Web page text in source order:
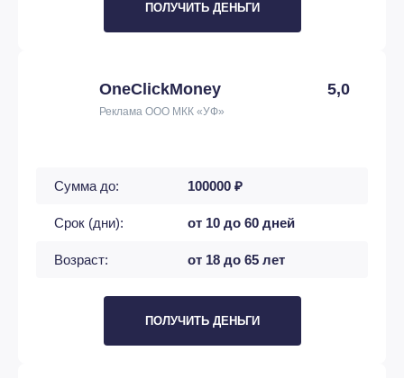
ПОЛУЧИТЬ ДЕНЬГИ
OneClickMoney 5,0
Реклама ООО МКК «УФ»
Сумма до: 100000 ₽
Срок (дни): от 10 до 60 дней
Возраст: от 18 до 65 лет
ПОЛУЧИТЬ ДЕНЬГИ